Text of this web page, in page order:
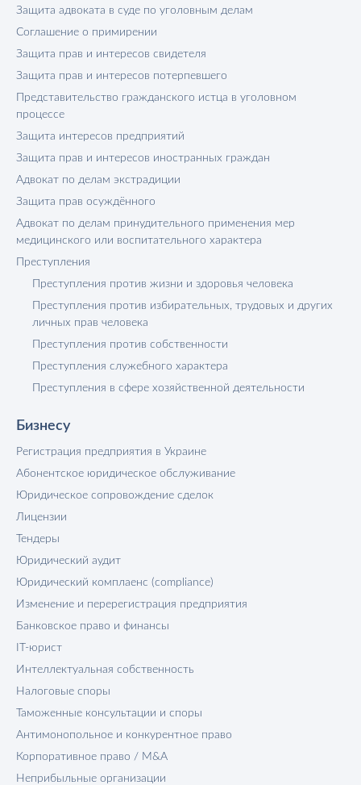
Защита адвоката в суде по уголовным делам
Соглашение о примирении
Защита прав и интересов свидетеля
Защита прав и интересов потерпевшего
Представительство гражданского истца в уголовном
процессе
Защита интересов предприятий
Защита прав и интересов иностранных граждан
Адвокат по делам экстрадиции
Защита прав осуждённого
Адвокат по делам принудительного применения мер
медицинского или воспитательного характера
Преступления
Преступления против жизни и здоровья человека
Преступления против избирательных, трудовых и других
личных прав человека
Преступления против собственности
Преступления служебного характера
Преступления в сфере хозяйственной деятельности
Бизнесу
Регистрация предприятия в Украине
Абонентское юридическое обслуживание
Юридическое сопровождение сделок
Лицензии
Тендеры
Юридический аудит
Юридический комплаенс (compliance)
Изменение и перерегистрация предприятия
Банковское право и финансы
IT-юрист
Интеллектуальная собственность
Налоговые споры
Таможенные консультации и споры
Антимонопольное и конкурентное право
Корпоративное право / M&A
Неприбыльные организации